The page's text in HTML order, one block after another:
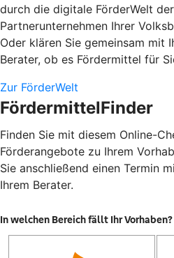
durch die digitale FörderWelt
Partnerunternehmen Ihrer
Oder klären Sie gemeinsam mit
Berater, ob es Fördermittel für
Zur FörderWelt
FördermittelFinder
Finden Sie mit diesem Online-
Förderangebote zu Ihrem
Sie anschließend einen Termin
Ihrem Berater.